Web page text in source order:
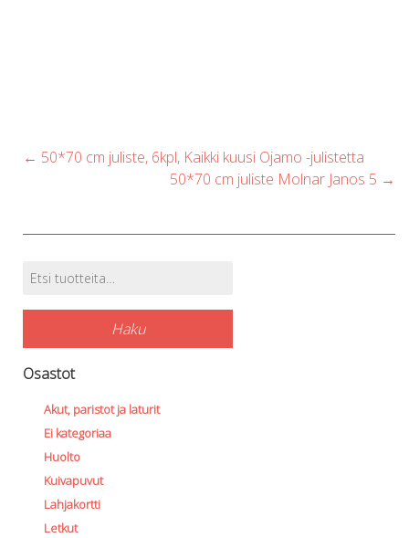
Post
← 50*70 cm juliste, 6kpl, Kaikki kuusi Ojamo -julistetta
50*70 cm juliste Molnar Janos 5 →
Tuotehaku
Etsi:
Haku
Osastot
Akut, paristot ja laturit
Ei kategoriaa
Huolto
Kuivapuvut
Lahjakortti
Letkut